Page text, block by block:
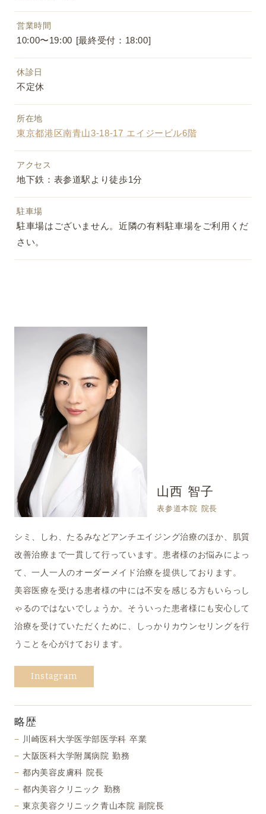
営業時間
10:00〜19:00 [最終受付：18:00]
休診日
不定休
所在地
東京都港区南青山3-18-17 エイジービル6階
アクセス
地下鉄：表参道駅より徒歩1分
駐車場
駐車場はございません。近隣の有料駐車場をご利用くだ
さい。
山西 智子
表参道本院 院長
シミ、しわ、たるみなどアンチエイジング治療のほか、肌質
改善治療まで一貫して行っています。患者様のお悩みによっ
て、一人一人のオーダーメイド治療を提供しております。
美容医療を受ける患者様の中には不安を感じる方もいらっし
ゃるのではないでしょうか。そういった患者様にも安心して
治療を受けていただくために、しっかりカウンセリングを行
うことを心がけております。
Instagram
略歴
川崎医科大学医学部医学科 卒業
大阪医科大学附属病院 勤務
都内美容皮膚科 院長
都内美容クリニック 勤務
東京美容クリニック青山本院 副院長